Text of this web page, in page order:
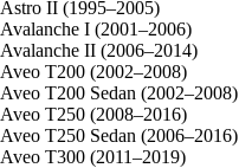
Astro II (1995–2005)
Avalanche I (2001–2006)
Avalanche II (2006–2014)
Aveo T200 (2002–2008)
Aveo T200 Sedan (2002–2008)
Aveo T250 (2008–2016)
Aveo T250 Sedan (2006–2016)
Aveo T300 (2011–2019)